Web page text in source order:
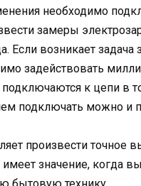
необходимо
замеры
Если возникает задача
задействовать
к цепи в
подключать можно и
произвести точное
значение, когда